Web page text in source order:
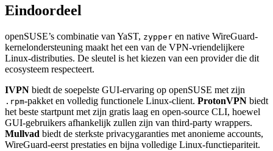
Eindoordeel
openSUSE’s combinatie van YaST, zypper en native WireGuard-
kernelondersteuning maakt het een van de VPN-vriendelijkere
Linux-distributies. De sleutel is het kiezen van een provider die dit
ecosysteem respecteert.
IVPN biedt de soepelste GUI-ervaring op openSUSE met zijn
.rpm-pakket en volledig functionele Linux-client. ProtonVPN biedt
het beste startpunt met zijn gratis laag en open-source CLI, hoewel
GUI-gebruikers afhankelijk zullen zijn van third-party wrappers.
Mullvad biedt de sterkste privacygaranties met anonieme accounts,
WireGuard-eerst prestaties en bijna volledige Linux-functiepariteit.